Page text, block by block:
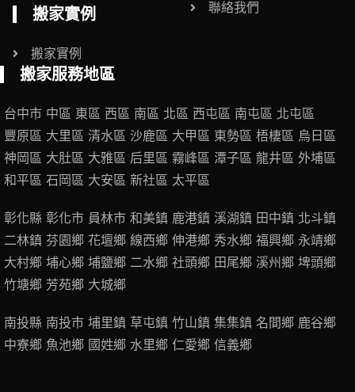
搬家實例
搬家實例
聯絡我們
搬家服務地區
台中市 中區 東區 西區 南區 北區 西屯區 南屯區 北屯區
豐原區 大里區 清水區 沙鹿區 大甲區 東勢區 梧棲區 烏日區
神岡區 大肚區 大雅區 后里區 霧峰區 潭子區 龍井區 外埔區
和平區 石岡區 大安區 新社區 太平區
彰化縣 彰化市 員林市 和美鎮 鹿港鎮 溪湖鎮 田中鎮 北斗鎮
二林鎮 芬園鄉 花壇鄉 線西鄉 伸港鄉 秀水鄉 福興鄉 永靖鄉
大村鄉 埔心鄉 埔鹽鄉 二水鄉 社頭鄉 田尾鄉 溪州鄉 埤頭鄉
竹塘鄉 芳苑鄉 大城鄉
南投縣 南投市 埔里鎮 草屯鎮 竹山鎮 集集鎮 名間鄉 鹿谷鄉
中寮鄉 魚池鄉 國姓鄉 水里鄉 仁愛鄉 信義鄉